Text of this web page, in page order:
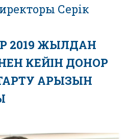
Серік
2019 ЖЫЛДАН
КЕЙІН ДОНОР
АРЫЗЫН